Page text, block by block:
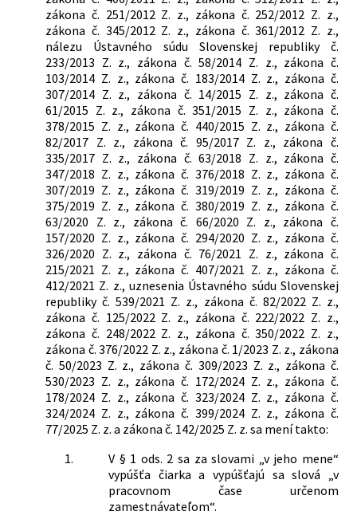
o zmene a doplnení niektorých
zákonov
576/2004 Z. z.
Zákon o zdravotnej starostlivosti,
službách súvisiacich s poskytovaním
zdravotnej starostlivosti a o zmene a
doplnení niektorých zákonov
580/2004 Z. z.
Zákon o zdravotnom poistení a o
zmene a doplnení zákona č. 95/2002 Z.
z. o poisťovníctve a o zmene a doplnení
niektorých zákonov
587/2004 Z. z.
Zákon o Environmentálnom fonde a o
zmene a doplnení niektorých zákonov
125/2006 Z. z.
Zákon o inšpekcii práce a o zmene a
doplnení zákona č. 82/2005 Z. z. o
nelegálnej práci a nelegálnom
zamestnávaní a o zmene a doplnení
niektorých zákonov
492/2009 Z. z.
Zákon o platobných službách a o
zmene a doplnení niektorých zákonov
235/2012 Z. z.
Zákon o osobitnom odvode z
podnikania v regulovaných odvetviach
a o zmene a doplnení niektorých
zákonov
39/2015 Z. z.
Zákon o poisťovníctve a o zmene a
doplnení niektorých zákonov
213/2018 Z. z.
Zákon o dani z poistenia a o zmene a
doplnení niektorých zákonov
30/2019 Z. z.
Zákon o hazardných hrách a o zmene a
doplnení niektorých zákonov
452/2021 Z. z.
Zákon o elektronických komunikáciách
zákona č. 251/2012 Z. z., zákona č. 252/2012 Z. z.,
zákona č. 345/2012 Z. z., zákona č. 361/2012 Z. z.,
nálezu Ústavného súdu Slovenskej republiky č.
233/2013 Z. z., zákona č. 58/2014 Z. z., zákona č.
103/2014 Z. z., zákona č. 183/2014 Z. z., zákona č.
307/2014 Z. z., zákona č. 14/2015 Z. z., zákona č.
61/2015 Z. z., zákona č. 351/2015 Z. z., zákona č.
378/2015 Z. z., zákona č. 440/2015 Z. z., zákona č.
82/2017 Z. z., zákona č. 95/2017 Z. z., zákona č.
335/2017 Z. z., zákona č. 63/2018 Z. z., zákona č.
347/2018 Z. z., zákona č. 376/2018 Z. z., zákona č.
307/2019 Z. z., zákona č. 319/2019 Z. z., zákona č.
375/2019 Z. z., zákona č. 380/2019 Z. z., zákona č.
63/2020 Z. z., zákona č. 66/2020 Z. z., zákona č.
157/2020 Z. z., zákona č. 294/2020 Z. z., zákona č.
326/2020 Z. z., zákona č. 76/2021 Z. z., zákona č.
215/2021 Z. z., zákona č. 407/2021 Z. z., zákona č.
412/2021 Z. z., uznesenia Ústavného súdu Slovenskej
republiky č. 539/2021 Z. z., zákona č. 82/2022 Z. z.,
zákona č. 125/2022 Z. z., zákona č. 222/2022 Z. z.,
zákona č. 248/2022 Z. z., zákona č. 350/2022 Z. z.,
zákona č. 376/2022 Z. z., zákona č. 1/2023 Z. z., zákona
č. 50/2023 Z. z., zákona č. 309/2023 Z. z., zákona č.
530/2023 Z. z., zákona č. 172/2024 Z. z., zákona č.
178/2024 Z. z., zákona č. 323/2024 Z. z., zákona č.
324/2024 Z. z., zákona č. 399/2024 Z. z., zákona č.
77/2025 Z. z. a zákona č. 142/2025 Z. z. sa mení takto:
1.
V § 1 ods. 2 sa za slovami „v jeho mene“
vypúšťa čiarka a vypúšťajú sa slová „v
pracovnom čase určenom
zamestnávateľom“.